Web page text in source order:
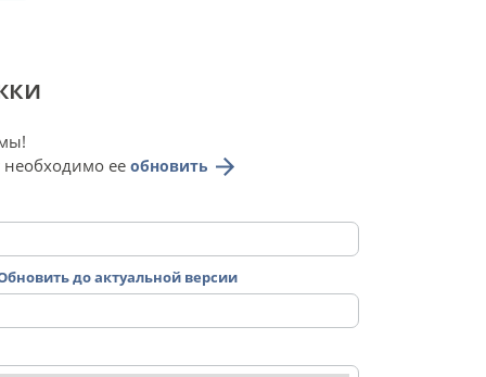
ее обновить
до актуальной версии